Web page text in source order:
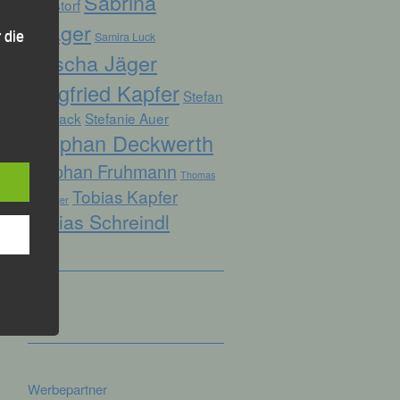
Ruhstorf
Prager Samira Luck
Sascha Jäger
Siegfried Kapfer Stefan
Biersack Stefanie Auer
Stephan Deckwerth
Stephan Fruhmann Thomas
Kopfinger Tobias Kapfer
Tobias Schreindl
Werbepartner
die